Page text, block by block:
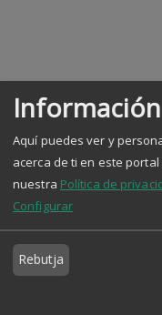
Aquí puedes ver y
acerca de ti en este portal
nuestra Política de
Configurar
Rebutja